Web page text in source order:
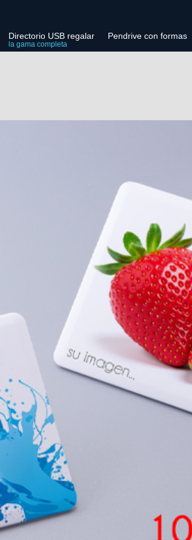
Directorio USB regalar
la gama completa
Pendrive con formas